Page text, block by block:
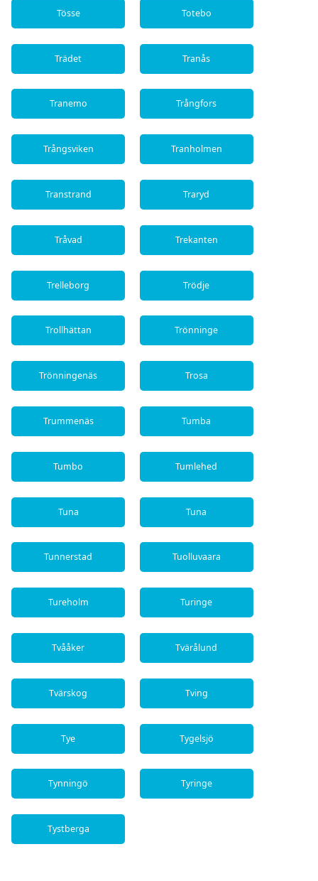
Tösse Totebo
Trädet Tranås
Tranemo Trångfors
Trångsviken Tranholmen
Transtrand Traryd
Tråvad Trekanten
Trelleborg Trödje
Trollhättan Trönninge
Trönningenäs Trosa
Trummenäs Tumba
Tumbo Tumlehed
Tuna Tuna
Tunnerstad Tuolluvaara
Tureholm Turinge
Tvååker Tvärålund
Tvärskog Tving
Tye Tygelsjö
Tynningö Tyringe
Tystberga